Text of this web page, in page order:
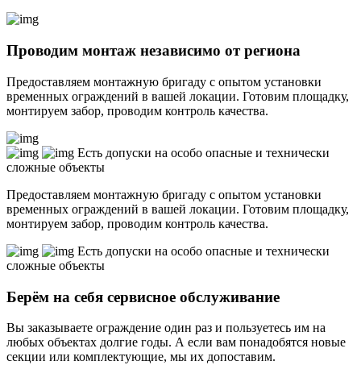
Проводим монтаж независимо от региона
Предоставляем монтажную бригаду с опытом установки
временных ограждений в вашей локации. Готовим площадку,
монтируем забор, проводим контроль качества.
Есть допуски на особо опасные и технически
сложные объекты
Предоставляем монтажную бригаду с опытом установки
временных ограждений в вашей локации. Готовим площадку,
монтируем забор, проводим контроль качества.
Есть допуски на особо опасные и технически
сложные объекты
Берём на себя сервисное обслуживание
Вы заказываете ограждение один раз и пользуетесь им на
любых объектах долгие годы. А если вам понадобятся новые
секции или комплектующие, мы их допоставим.